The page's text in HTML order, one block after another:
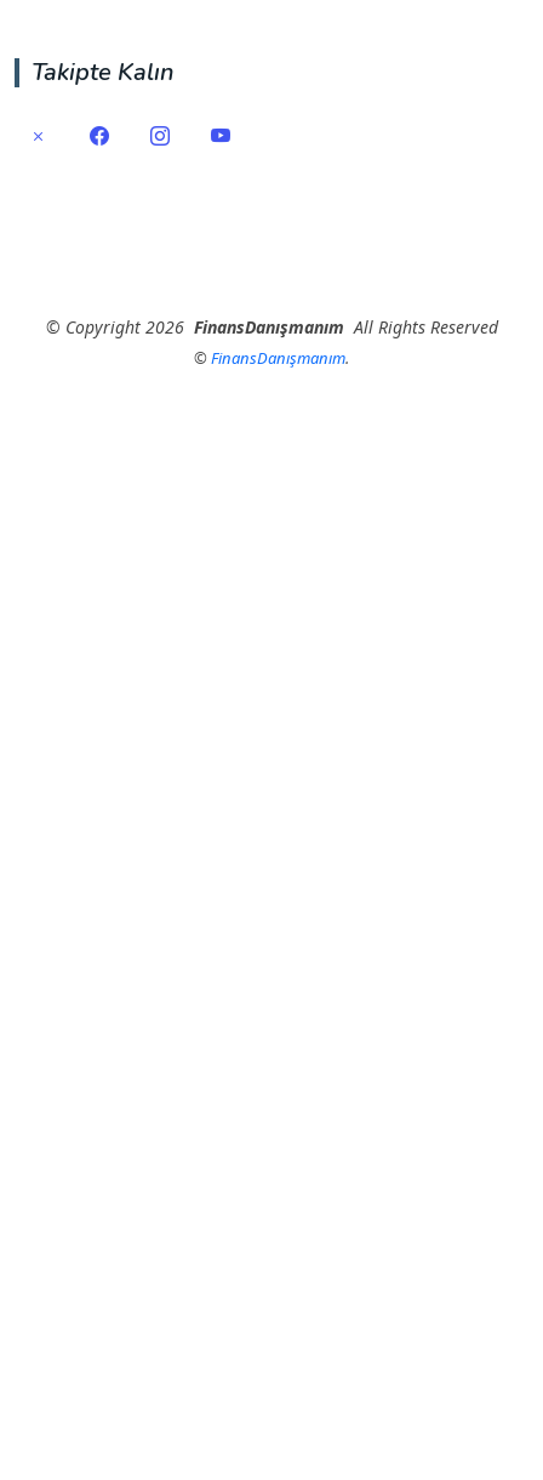
Takipte Kalın
© Copyright2026 FinansDanışmanım All Rights Reserved
©FinansDanışmanım.